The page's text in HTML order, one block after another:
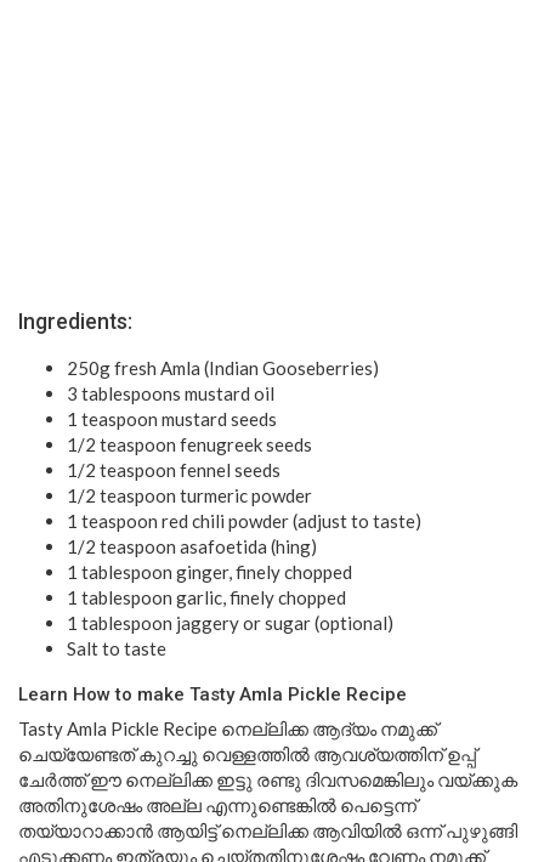
Ingredients:
250g fresh Amla (Indian Gooseberries)
3 tablespoons mustard oil
1 teaspoon mustard seeds
1/2 teaspoon fenugreek seeds
1/2 teaspoon fennel seeds
1/2 teaspoon turmeric powder
1 teaspoon red chili powder (adjust to taste)
1/2 teaspoon asafoetida (hing)
1 tablespoon ginger, finely chopped
1 tablespoon garlic, finely chopped
1 tablespoon jaggery or sugar (optional)
Salt to taste
Learn How to make Tasty Amla Pickle Recipe
Tasty Amla Pickle Recipe നെല്ലിക്ക ആദ്യം നമുക്ക്
ചെയ്യേണ്ടത് കുറച്ചു വെള്ളത്തിൽ ആവശ്യത്തിന് ഉപ്പ്
ചേർത്ത് ഈ നെല്ലിക്ക ഇട്ടു രണ്ടു ദിവസമെങ്കിലും വയ്ക്കുക
അതിനുശേഷം അല്ല എന്നുണ്ടെങ്കിൽ പെട്ടെന്ന്
തയ്യാറാക്കാൻ ആയിട്ട് നെല്ലിക്ക ആവിയിൽ ഒന്ന് പുഴുങ്ങി
എടുക്കണം ഇത്രയും ചെയ്തതിനുശേഷം വേണം നമുക്ക്